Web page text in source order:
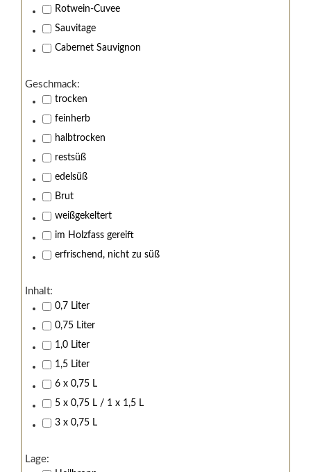
Rotwein-Cuvee
Sauvitage
Cabernet Sauvignon
Geschmack:
trocken
feinherb
halbtrocken
restsüß
edelsüß
Brut
weißgekeltert
im Holzfass gereift
erfrischend, nicht zu süß
Inhalt:
0,7 Liter
0,75 Liter
1,0 Liter
1,5 Liter
6 x 0,75 L
5 x 0,75 L / 1 x 1,5 L
3 x 0,75 L
Lage: